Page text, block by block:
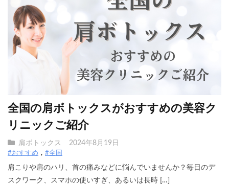
全国の肩ボトックスがおすすめの美容ク
リニックご紹介
肩ボトックス 2024年8月19日
#おすすめ #全国
肩こりや肩のハリ、首の痛みなどに悩んでいませんか？毎日のデ
スクワーク、スマホの使いすぎ、あるいは長時 […]